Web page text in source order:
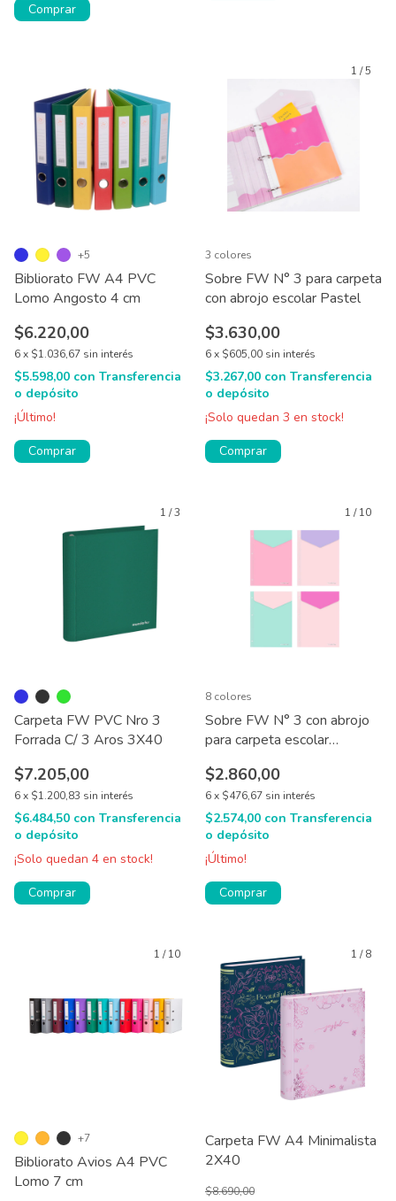
Comprar
Bibliorato FW A4 PVC
Lomo Angosto 4 cm
$6.220,00
6x $1.036,67 sin interés
$5.598,00 con Transferencia
o depósito
¡Último!
+5
Comprar
1 /5
Sobre FW N° 3 para carpeta
con abrojo escolar Pastel
$3.630,00
6x $605,00 sin interés
$3.267,00 con Transferencia
o depósito
¡Solo quedan 3 en stock!
3 colores
Comprar
1 /3
Carpeta FW PVC Nro 3
Forrada C/ 3 Aros 3X40
$7.205,00
6x $1.200,83 sin interés
$6.484,50 con Transferencia
o depósito
¡Solo quedan 4 en stock!
Comprar
1 /10
Sobre FW N° 3 con abrojo
para carpeta escolar
$2.860,00
6x $476,67 sin interés
$2.574,00 con Transferencia
o depósito
¡Último!
8 colores
Comprar
1 /10
Bibliorato Avios A4 PVC
Lomo 7 cm
+7
1 /8
Carpeta FW A4 Minimalista
2X40
$8.690,00